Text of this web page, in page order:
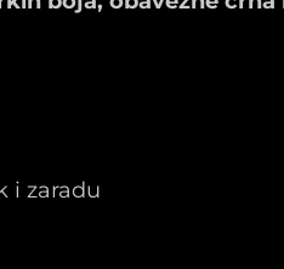
i zaradu